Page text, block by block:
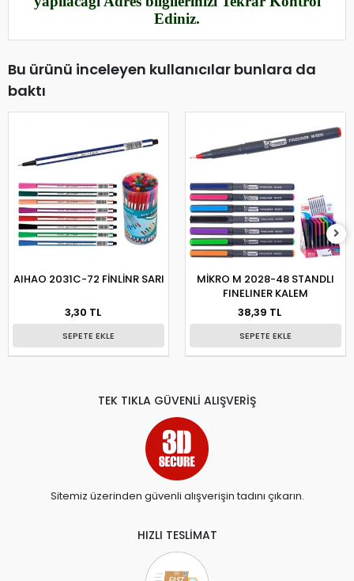
Ediniz.
Bu ürünü inceleyen kullanıcılar bunlara da
baktı
AIHAO 2031C-72 FİNLİNR SARI
3,30 TL
SEPETE EKLE
MİKRO M 2028-48 STANDLI
FINELINER KALEM
38,39 TL
SEPETE EKLE
TEK TIKLA GÜVENLİ ALIŞVERİŞ
Sitemiz üzerinden güvenli alışverişin tadını çıkarın.
HIZLI TESLİMAT